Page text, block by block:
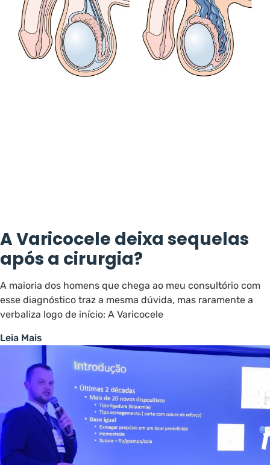
A Varicocele deixa sequelas
após a cirurgia?
A maioria dos homens que chega ao meu consultório com
esse diagnóstico traz a mesma dúvida, mas raramente a
verbaliza logo de início: A Varicocele
Leia Mais